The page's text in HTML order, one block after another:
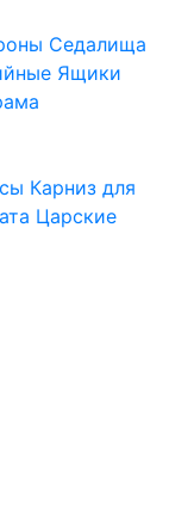
Седалища
Ящики
Карниз для
Царские